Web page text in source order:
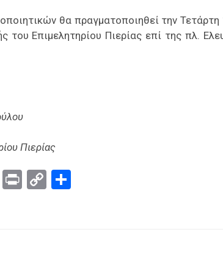
θα πραγματοποιηθεί την
του Επιμελητηρίου Πιερίας επί της πλ.
Πιερίας
EmailPrintCopy